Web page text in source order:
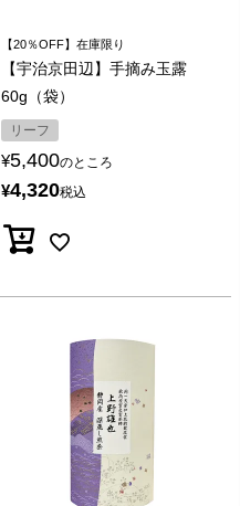
【20％OFF】在庫限り
【宇治京田辺】手摘み玉露
60g（袋）
リーフ
¥5,400のところ
¥4,320税込